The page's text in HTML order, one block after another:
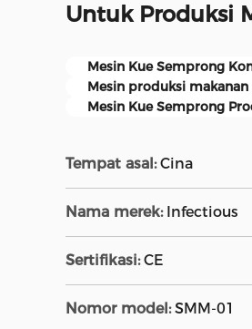
Untuk Produksi
Mesin Kue Semprong
Mesin produksi
Mesin Kue Semprong
Tempat asal: Cina
Nama merek: Infectious
Sertifikasi: CE
Nomor model: SMM-01